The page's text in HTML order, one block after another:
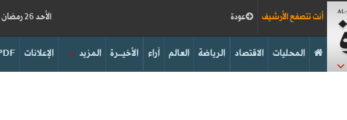
الأحد 26 رمضان 1447 العدد 19210 عودة أنت تتصفح الأرشيف
الإعلانات المزيد الأخيــرة آراء العالم الرياضة الاقتصاد المحليات